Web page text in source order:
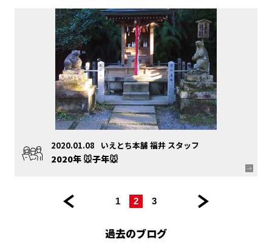
2020.01.08 いえとち本舗 福井 スタッフ
2020年 🐭子年🐭
<< 前
1 2 3
次
の
過去のブログ